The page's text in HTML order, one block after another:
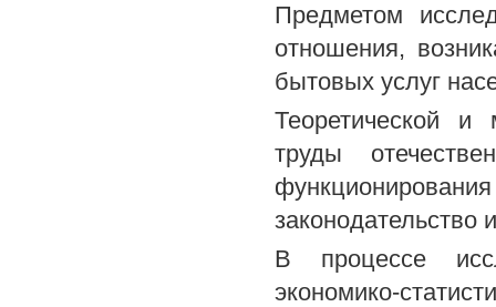
Предметом
отношения,
бытовых услуг
Теоретической и
труды
законодательство
В процессе
экономико-